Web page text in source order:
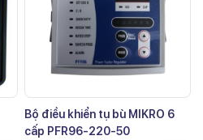
Bộ điều khiển tụ bù MIKRO 6
cấp PFR96-220-50